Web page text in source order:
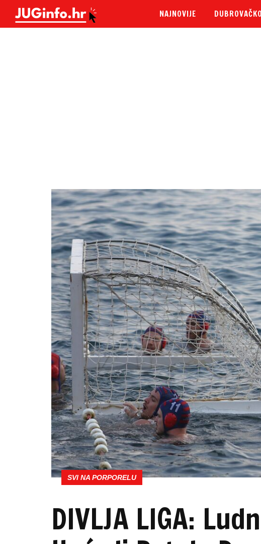
NAJNOVIJE
SVI NA PORPORELU
DIVLJA LIGA: